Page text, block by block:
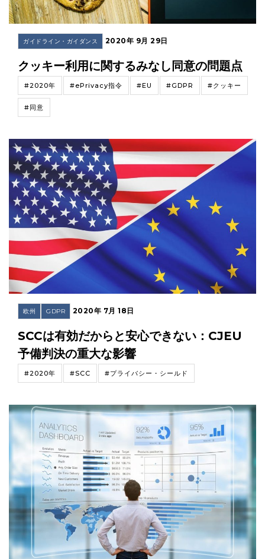
ガイドライン・ガイダンス 2020年 9月 29日
クッキー利用に関するみなし同意の問題点
#2020年 #ePrivacy指令 #EU #GDPR #クッキー
#同意
欧州 GDPR 2020年 7月 18日
SCCは有効だからと安心できない：CJEU
予備判決の重大な影響
#2020年 #SCC #プライバシー・シールド